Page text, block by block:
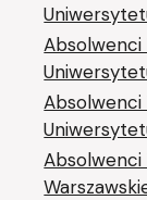
Absolwenci
Absolwenci
Absolwenci